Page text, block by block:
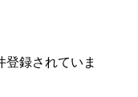
登録されていま